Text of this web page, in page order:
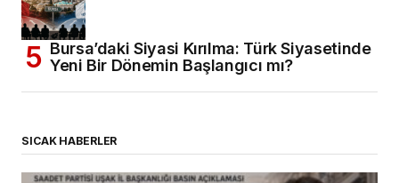
Bursa’daki Siyasi Kırılma: Türk Siyasetinde
Yeni Bir Dönemin Başlangıcı mı?
SICAK HABERLER